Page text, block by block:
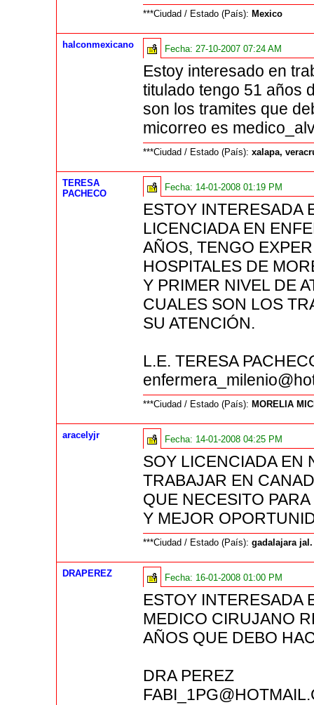
***Ciudad / Estado (País): Mexico
halconmexicano Fecha:27-10-2007 07:24 AM
Estoy interesado en
titulado tengo 51 años
son los tramites que
micorreo es
***Ciudad / Estado (País):xalapa,
TERESA
PACHECO
Fecha: 14-01-2008 01:19 PM
ESTOY INTERESADA
LICENCIADA EN
AÑOS, TENGO
HOSPITALES DE
Y PRIMER NIVEL DE
CUALES SON LOS
SU ATENCIÓN.
L.E. TERESA
***Ciudad / Estado (País): MORELIA
aracelyjr Fecha: 14-01-2008 04:25 PM
SOY LICENCIADA EN
TRABAJAR EN
QUE NECESITO
Y MEJOR
***Ciudad / Estado (País):gadalajara
DRAPEREZ Fecha: 16-01-2008 01:00 PM
ESTOY INTERESADA
MEDICO CIRUJANO
AÑOS QUE DEBO
DRA PEREZ